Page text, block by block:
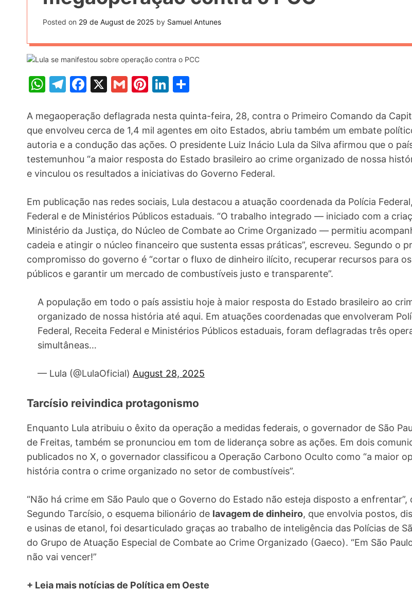
Posted on 29 de August de 2025 by Samuel Antunes
W
at
s
A
p
p
T
e
gr
a
m
F
c
e
b
o
o
k
X
G
ai
l
Pi
er
e
st
Li
k
e
dI
n
ar
e
A megaoperação deflagrada nesta quinta-feira, 28, contra o Primeiro Comando da
que envolveu cerca de 1,4 mil agentes em oito Estados, abriu também um embate
autoria e a condução das ações. O presidente Luiz Inácio Lula da Silva afirmou que o
testemunhou “a maior resposta do Estado brasileiro ao crime organizado de nossa
e vinculou os resultados a iniciativas do Governo Federal.
Em publicação nas redes sociais, Lula destacou a atuação coordenada da Polícia
Federal e de Ministérios Públicos estaduais. “O trabalho integrado — iniciado com a
Ministério da Justiça, do Núcleo de Combate ao Crime Organizado — permitiu
cadeia e atingir o núcleo financeiro que sustenta essas práticas”, escreveu. Segundo o
compromisso do governo é “cortar o fluxo de dinheiro ilícito, recuperar recursos para
públicos e garantir um mercado de combustíveis justo e transparente”.
A população em todo o país assistiu hoje à maior resposta do Estado brasileiro ao
organizado de nossa história até aqui. Em atuações coordenadas que envolveram
Federal, Receita Federal e Ministérios Públicos estaduais, foram deflagradas três
simultâneas…
— Lula (@LulaOficial) August 28, 2025
Tarcísio reivindica protagonismo
Enquanto Lula atribuiu o êxito da operação a medidas federais, o governador de São
de Freitas, também se pronunciou em tom de liderança sobre as ações. Em dois
publicados no X, o governador classificou a Operação Carbono Oculto como “a maior
história contra o crime organizado no setor de combustíveis”.
“Não há crime em São Paulo que o Governo do Estado não esteja disposto a enfrentar”,
Segundo Tarcísio, o esquema bilionário de lavagem de dinheiro, que envolvia postos,
e usinas de etanol, foi desarticulado graças ao trabalho de inteligência das Polícias de
do Grupo de Atuação Especial de Combate ao Crime Organizado (Gaeco). “Em São
não vai vencer!”
+ Leia mais notícias de Política em Oeste